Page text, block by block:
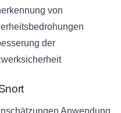
von
der